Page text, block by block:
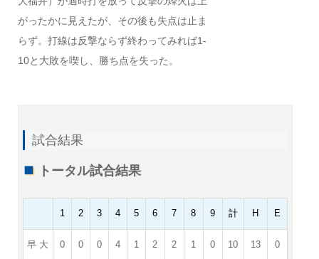
がったかに見えたが、その後も失点は止ま
らず。打線は反撃ならず終わってみれば1-
10と大敗を喫し、勝ち点を失った。
試合結果
トータル試合結果
1 2 3 4 5 6 7 8 9 計 H E
早 大 0 0 0 4 1 2 2 1 0 10 13 0